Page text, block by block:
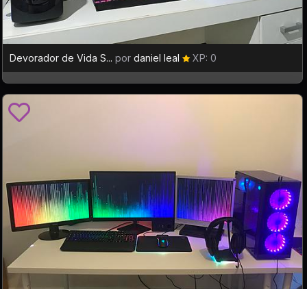
Devorador de Vida S... por daniel leal XP: 0